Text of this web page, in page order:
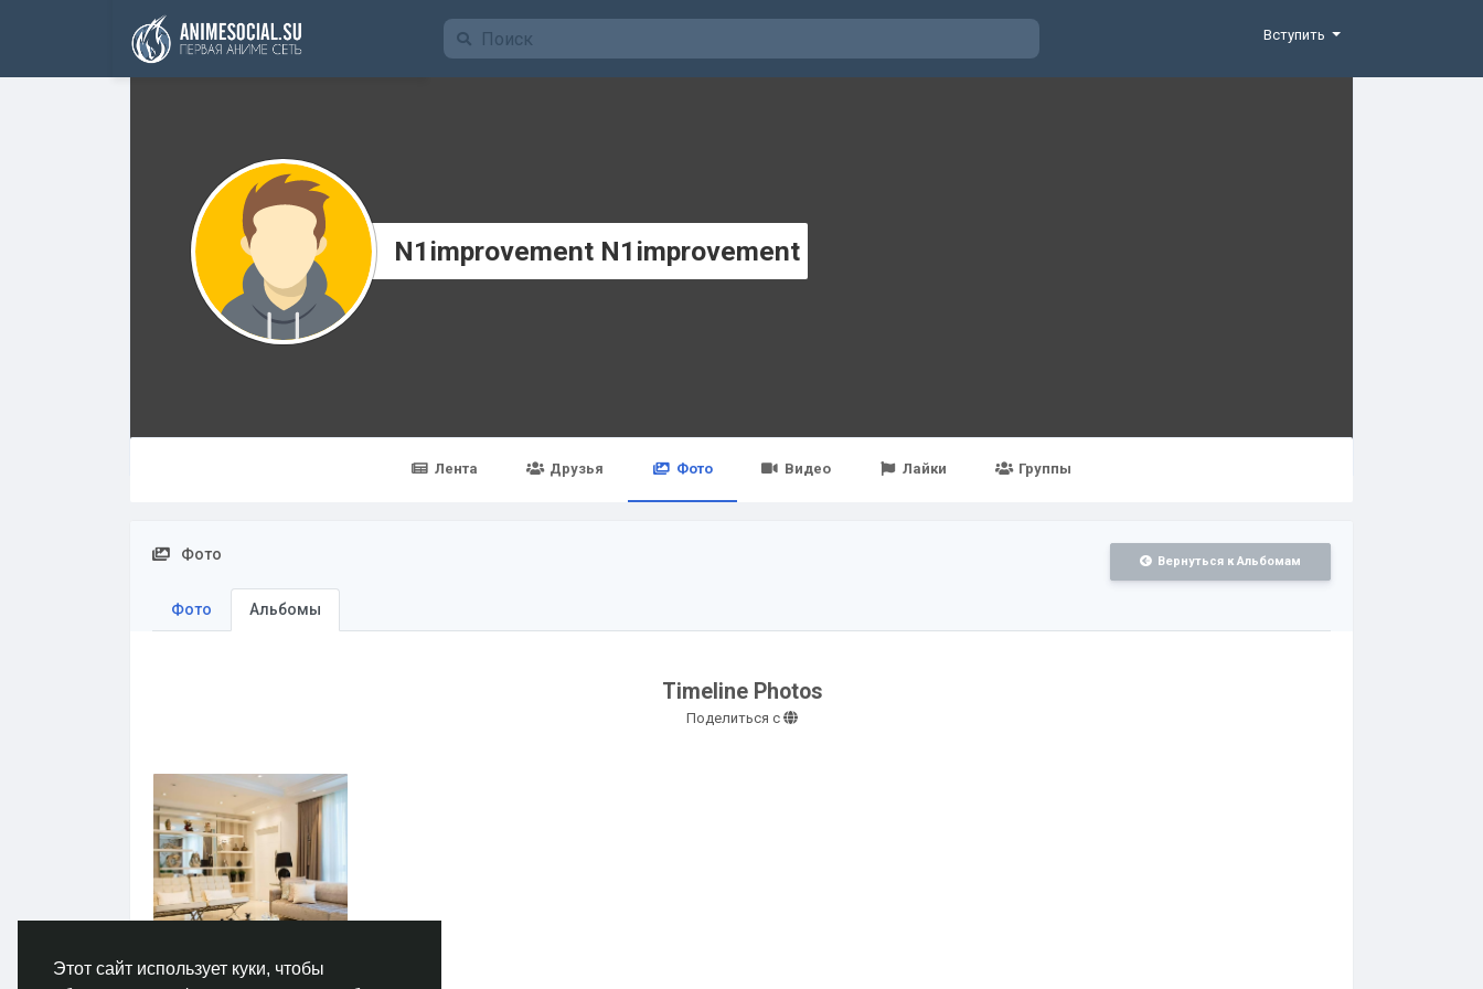
Этот сайт использует куки, чтобы
Funding
Вступить
N1improvement N1improvement
Лента Друзья Фото Видео Лайки Группы
Вернуться к Альбомам
Фото
Фото Альбомы
Timeline Photos
Поделиться с